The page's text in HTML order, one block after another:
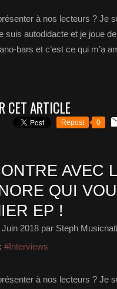
à nos lecteurs ? Je
suis autodidacte et je joue
bars et c’est ce qui m’a
CET ARTICLE
Repost 0
AVEC
QUI
EP !
Juin 2018 par Steph
#Interviews
à nos lecteurs ? Je